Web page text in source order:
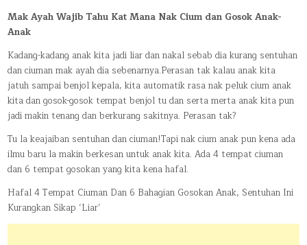
Mak Ayah Wajib Tahu Kat Mana Nak Cium dan Gosok Anak-
Anak
Kadang-kadang anak kita jadi liar dan nakal sebab dia kurang sentuhan
dan ciuman mak ayah dia sebenarnya.Perasan tak kalau anak kita
jatuh sampai benjol kepala, kita automatik rasa nak peluk cium anak
kita dan gosok-gosok tempat benjol tu dan serta merta anak kita pun
jadi makin tenang dan berkurang sakitnya. Perasan tak?
Tu la keajaiban sentuhan dan ciuman!Tapi nak cium anak pun kena ada
ilmu baru la makin berkesan untuk anak kita. Ada 4 tempat ciuman
dan 6 tempat gosokan yang kita kena hafal.
Hafal 4 Tempat Ciuman Dan 6 Bahagian Gosokan Anak, Sentuhan Ini
Kurangkan Sikap ‘Liar’